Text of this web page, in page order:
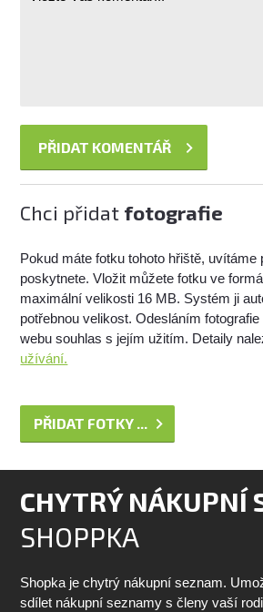
Chci přidat fotografie
Pokud máte fotku tohoto hřiště, uvítáme
poskytnete. Vložit můžete fotku ve
maximální velikosti 16 MB. Systém ji
potřebnou velikost. Odesláním
webu souhlas s jejím užitím. Detaily
užívání.
PŘIDAT FOTKY ...
CHYTRÝ NÁKUPNÍ
SHOPPKA
Shopka je chytrý nákupní seznam.
sdílet nákupní seznamy s členy vaší